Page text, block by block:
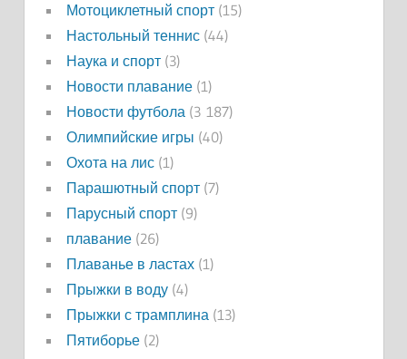
Мотоциклетный спорт(15)
Настольный теннис(44)
Наука и спорт(3)
Новости плавание(1)
Новости футбола(3 187)
Олимпийские игры (40)
Охота на лис(1)
Парашютный спорт(7)
Парусный спорт(9)
плавание(26)
Плаванье в ластах(1)
Прыжки в воду(4)
Прыжки с трамплина(13)
Пятиборье(2)